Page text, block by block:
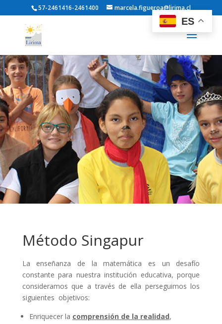
57-2461416-2461400 marcela.figueroa@lirima.cl
Método Singapur
La enseñanza de la matemática es un desafío
constante para nuestra institución educativa, porque
consideramos que a través de ella perseguimos los
siguientes objetivos:
Enriquecer la comprensión de la realidad,
ES